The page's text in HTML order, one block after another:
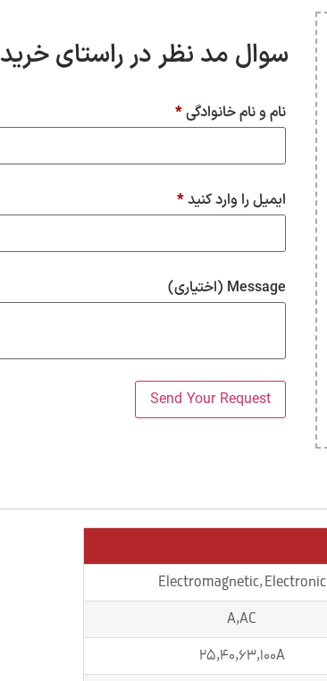
سوال مد نظر در راستای خرید
نام و نام خانوادگی*
ایمیل را وارد کنید*
Message (اختیاری)
Electromagnetic, Electronic
A,AC
25,40,63,100A